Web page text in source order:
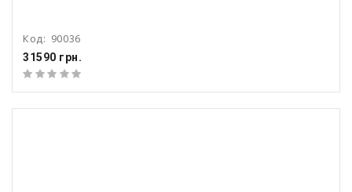
Код: 90036
31590 грн.